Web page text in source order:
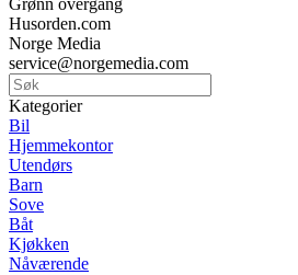
Grønn overgang
Husorden.com
Norge Media
service@norgemedia.com
Kategorier
Bil
Hjemmekontor
Utendørs
Barn
Sove
Båt
Kjøkken
Nåværende